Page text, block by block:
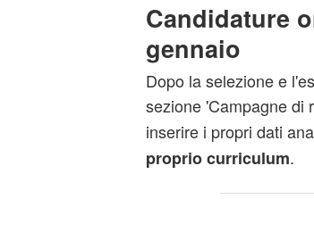
Candidature
gennaio
Dopo la selezione e
sezione 'Campagne di
inserire i propri dati
proprio curriculum.